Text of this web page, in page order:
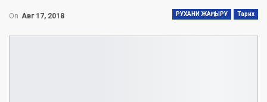
РУХАНИ ЖАҢҒЫРУ Тарих
On Авг 17, 2018